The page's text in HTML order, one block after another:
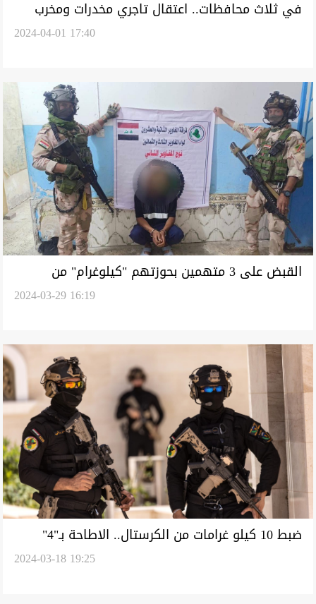
في ثلاث محافظات.. اعتقال تاجري مخدرات ومخرب
2024-04-01 17:40
القبض على 3 متهمين بحوزتهم "كيلوغرام" من
2024-03-29 16:19
ضبط 10 كيلو غرامات من الكرستال.. الاطاحة بـ"4"
2024-03-18 19:25